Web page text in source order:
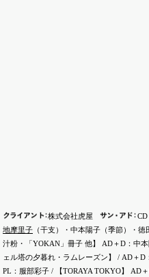
クライアン ト：株式会社虎屋 サン・ ア ド：CD
地摩里子 （干支）・中本陽子（季節）・
汁粉・「YOKAN」冊子 他】 AD＋D：中
ェル塔の夕暮れ・ラムレーズン】 / AD＋
PL：服部彩子 / 【TORAYA TOKYO】 AD